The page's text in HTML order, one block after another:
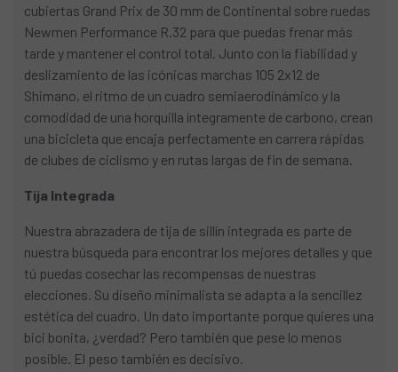
cubiertas Grand Prix de 30 mm de Continental sobre ruedas
Newmen Performance R.32 para que puedas frenar más
tarde y mantener el control total. Junto con la fiabilidad y
deslizamiento de las icónicas marchas 105 2x12 de
Shimano, el ritmo de un cuadro semiaerodinámico y la
comodidad de una horquilla íntegramente de carbono, crean
una bicicleta que encaja perfectamente en carrera rápidas
de clubes de ciclismo y en rutas largas de fin de semana.
Tija Integrada
Nuestra abrazadera de tija de sillín integrada es parte de
nuestra búsqueda para encontrar los mejores detalles y que
tú puedas cosechar las recompensas de nuestras
elecciones. Su diseño minimalista se adapta a la sencillez
estética del cuadro. Un dato importante porque quieres una
bici bonita, ¿verdad? Pero también que pese lo menos
posible. El peso también es decisivo.